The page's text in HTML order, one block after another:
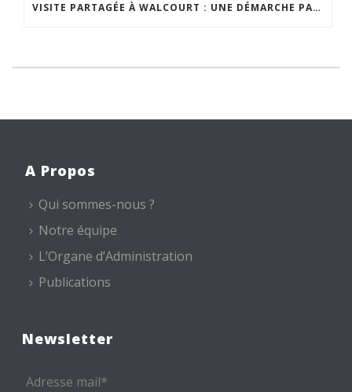
VISITE PARTAGÉE À WALCOURT : UNE DÉMARCHE PARTICIPATIVE ANIMÉE PAR ESPACE ENVIRONNEMENT
A Propos
Qui sommes-nous ?
Notre équipe
L’Organe d’Administration
Publications
Newsletter
Adresse mail*